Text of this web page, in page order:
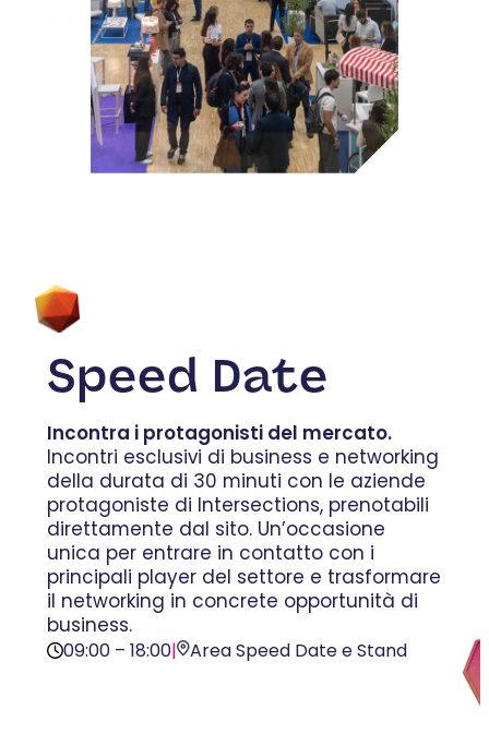
Speed Date
Incontra i protagonisti del mercato.
Incontri esclusivi di business e networking
della durata di 30 minuti con le aziende
protagoniste di Intersections, prenotabili
direttamente dal sito. Un’occasione
unica per entrare in contatto con i
principali player del settore e trasformare
il networking in concrete opportunità di
business.
09:00 – 18:00| Area Speed Date e Stand